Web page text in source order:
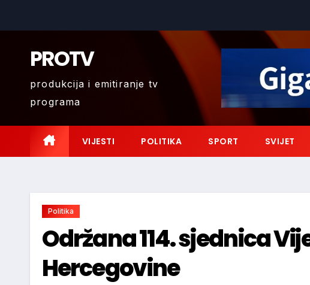
PROTV
produkcija i emitiranje tv
programa
VIJESTI POLITIKA SPORT SVIJET
Politika
Održana 114. sjednica
Hercegovine